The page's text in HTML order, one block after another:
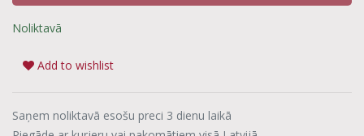
Noliktavā
Add to wishlist
Saņem noliktavā esošu preci 3 dienu laikā